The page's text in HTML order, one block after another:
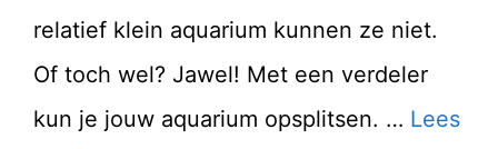
relatief klein aquarium kunnen ze niet.
Of toch wel? Jawel! Met een verdeler
kun je jouw aquarium opsplitsen. … Lees